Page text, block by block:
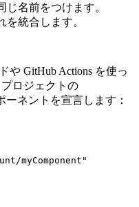
名前をつけます。
を統合します。
や GitHub Actions を使っ
ロジェクトの
ーネントを宣言します：
myComponent"